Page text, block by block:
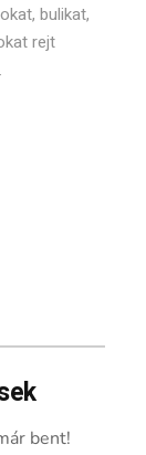
bulikat,
rejt
bent!